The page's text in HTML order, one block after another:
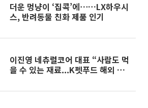
더운 멍냥이 ‘집콕’에⋯…LX하우시
스, 반려동물 친화 제품 인기
이진영 네츄럴코어 대표 “사람도 먹
을 수 있는 재료...K펫푸드 해외 적